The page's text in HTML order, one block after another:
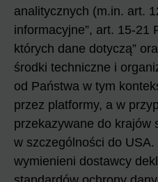
analitycznych (m.in. art.
informacyjne”, art. 15-21
których dane dotyczą”
środki techniczne i
od Państwa w tym
przez platformy, a w
przekazywane do krajów
w szczególności do
wymienieni dostawcy